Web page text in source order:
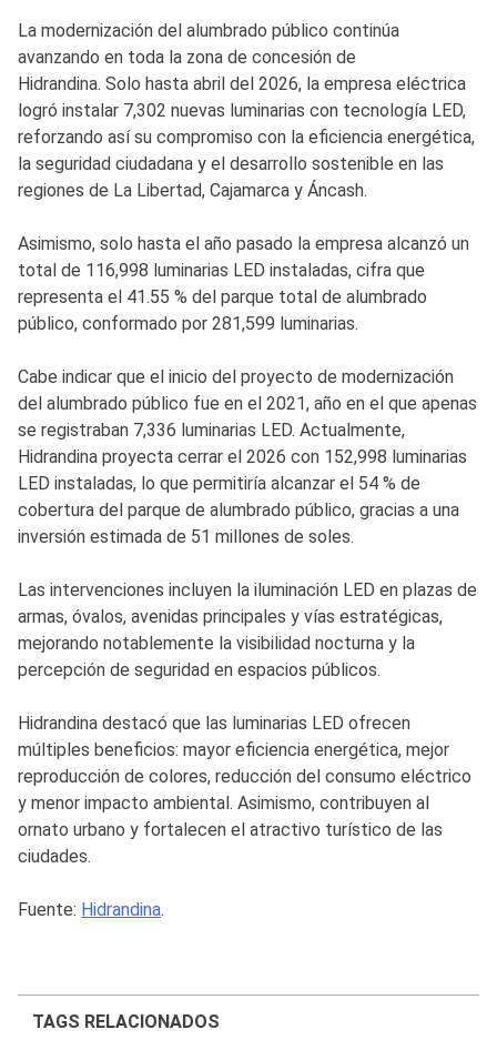
La modernización del alumbrado público continúa
avanzando en toda la zona de concesión de
Hidrandina. Solo hasta abril del 2026, la empresa eléctrica
logró instalar 7,302 nuevas luminarias con tecnología LED,
reforzando así su compromiso con la eficiencia energética,
la seguridad ciudadana y el desarrollo sostenible en las
regiones de La Libertad, Cajamarca y Áncash.
Asimismo, solo hasta el año pasado la empresa alcanzó un
total de 116,998 luminarias LED instaladas, cifra que
representa el 41.55 % del parque total de alumbrado
público, conformado por 281,599 luminarias.
Cabe indicar que el inicio del proyecto de modernización
del alumbrado público fue en el 2021, año en el que apenas
se registraban 7,336 luminarias LED. Actualmente,
Hidrandina proyecta cerrar el 2026 con 152,998 luminarias
LED instaladas, lo que permitiría alcanzar el 54 % de
cobertura del parque de alumbrado público, gracias a una
inversión estimada de 51 millones de soles.
Las intervenciones incluyen la iluminación LED en plazas de
armas, óvalos, avenidas principales y vías estratégicas,
mejorando notablemente la visibilidad nocturna y la
percepción de seguridad en espacios públicos.
Hidrandina destacó que las luminarias LED ofrecen
múltiples beneficios: mayor eficiencia energética, mejor
reproducción de colores, reducción del consumo eléctrico
y menor impacto ambiental. Asimismo, contribuyen al
ornato urbano y fortalecen el atractivo turístico de las
ciudades.
Fuente: Hidrandina.
TAGS RELACIONADOS